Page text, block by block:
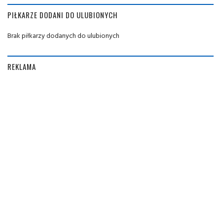
PIŁKARZE DODANI DO ULUBIONYCH
Brak piłkarzy dodanych do ulubionych
REKLAMA